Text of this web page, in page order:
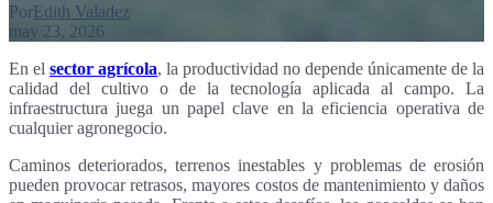
PorEdith Valadez
may 23, 2026
En el sector agrícola, la productividad no depende únicamente de la
calidad del cultivo o de la tecnología aplicada al campo. La
infraestructura juega un papel clave en la eficiencia operativa de
cualquier agronegocio.
Caminos deteriorados, terrenos inestables y problemas de erosión
pueden provocar retrasos, mayores costos de mantenimiento y daños